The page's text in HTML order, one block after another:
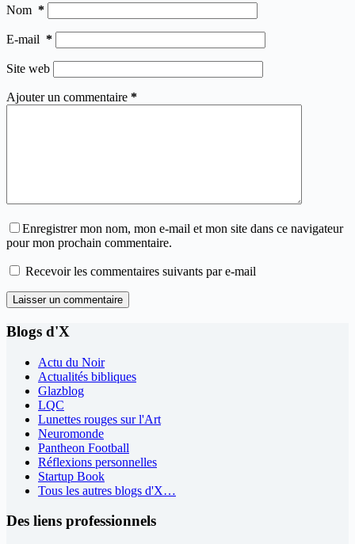
Nom *
E-mail *
Site web
Ajouter un commentaire *
Enregistrer mon nom, mon e-mail et mon site dans ce navigateur
pour mon prochain commentaire.
Recevoir les commentaires suivants par e-mail
Laisser un commentaire
Blogs d'X
Actu du Noir
Actualités bibliques
Glazblog
LQC
Lunettes rouges sur l'Art
Neuromonde
Pantheon Football
Réflexions personnelles
Startup Book
Tous les autres blogs d'X…
Des liens professionnels